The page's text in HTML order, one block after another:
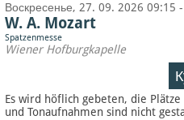
Воскресенье, 27. 09. 2026 09:15
W. A. Mozart
Spatzenmesse
Wiener Hofburgkapelle
Es wird höflich gebeten, die
und Tonaufnahmen sind nicht